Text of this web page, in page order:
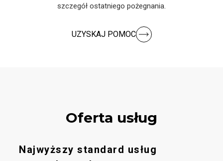
szczegół ostatniego pożegnania.
UZYSKAJ POMOC
Oferta usług
Najwyższy standard usług